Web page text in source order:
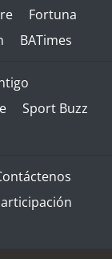
Fortuna
BATimes
Sport Buzz